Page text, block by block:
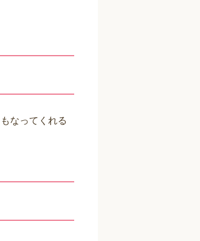
なってくれる